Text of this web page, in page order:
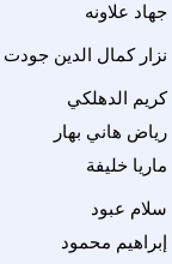
جهاد علاونه
نزار كمال الدين جودت
كريم الدهلكي
رياض هاني بهار
ماريا خليفة
سلام عبود
إبراهيم محمود